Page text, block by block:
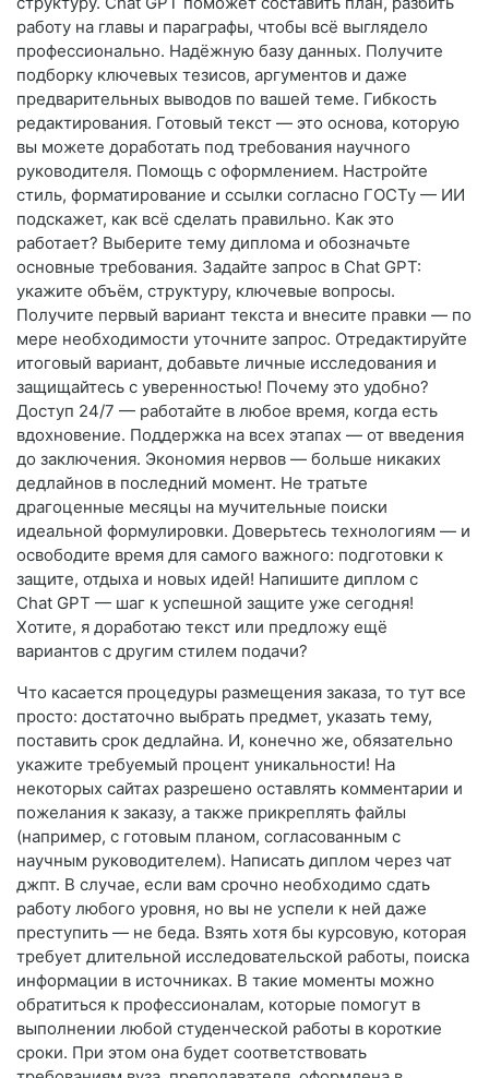
работу на главы и параграфы, чтобы всё выглядело
профессионально. Надёжную базу данных. Получите
подборку ключевых тезисов, аргументов и даже
предварительных выводов по вашей теме. Гибкость
редактирования. Готовый текст — это основа, которую
вы можете доработать под требования научного
руководителя. Помощь с оформлением. Настройте
стиль, форматирование и ссылки согласно ГОСТу — ИИ
подскажет, как всё сделать правильно. Как это
работает? Выберите тему диплома и обозначьте
основные требования. Задайте запрос в Chat GPT:
укажите объём, структуру, ключевые вопросы.
Получите первый вариант текста и внесите правки — по
мере необходимости уточните запрос. Отредактируйте
итоговый вариант, добавьте личные исследования и
защищайтесь с уверенностью! Почему это удобно?
Доступ 24/7 — работайте в любое время, когда есть
вдохновение. Поддержка на всех этапах — от введения
до заключения. Экономия нервов — больше никаких
дедлайнов в последний момент. Не тратьте
драгоценные месяцы на мучительные поиски
идеальной формулировки. Доверьтесь технологиям — и
освободите время для самого важного: подготовки к
защите, отдыха и новых идей! Напишите диплом с
Chat GPT — шаг к успешной защите уже сегодня!
Хотите, я доработаю текст или предложу ещё
вариантов с другим стилем подачи?
Что касается процедуры размещения заказа, то тут все
просто: достаточно выбрать предмет, указать тему,
поставить срок дедлайна. И, конечно же, обязательно
укажите требуемый процент уникальности! На
некоторых сайтах разрешено оставлять комментарии и
пожелания к заказу, а также прикреплять файлы
(например, с готовым планом, согласованным с
научным руководителем). Написать диплом через чат
джпт. В случае, если вам срочно необходимо сдать
работу любого уровня, но вы не успели к ней даже
преступить — не беда. Взять хотя бы курсовую, которая
требует длительной исследовательской работы, поиска
информации в источниках. В такие моменты можно
обратиться к профессионалам, которые помогут в
выполнении любой студенческой работы в короткие
сроки. При этом она будет соответствовать